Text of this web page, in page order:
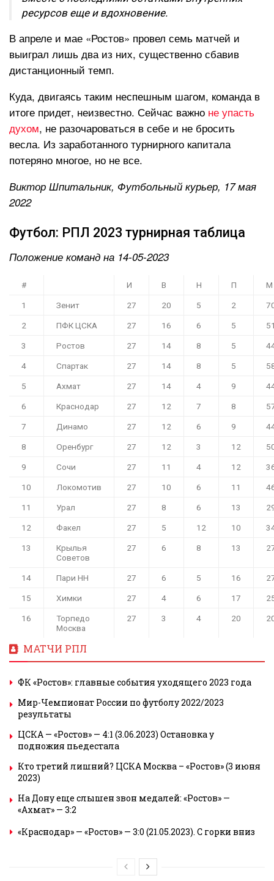
ресурсов еще и вдохновение.
В апреле и мае «Ростов» провел семь матчей и
выиграл лишь два из них, существенно сбавив
дистанционный темп.
Куда, двигаясь таким неспешным шагом, команда в
итоге придет, неизвестно. Сейчас важно не упасть
духом, не разочароваться в себе и не бросить
весла. Из заработанного турнирного капитала
потеряно многое, но не все.
Виктор Шпитальник, Футбольный курьер, 17 мая
2022
Футбол: РПЛ 2023 турнирная таблица
Положение команд на 14-05-2023
# И В Н П М
1 Зенит 27 20 5 2
2 ПФК ЦСКА 27 16 6 5
3 Ростов 27 14 8 5
4 Спартак 27 14 8 5
5 Ахмат 27 14 4 9
6 Краснодар 27 12 7 8
7 Динамо 27 12 6 9
8 Оренбург 27 12 3 12
9 Сочи 27 11 4 12
10 Локомотив 27 10 6 11
11 Урал 27 8 6 13
12 Факел 27 5 12 10
13
Крылья
Советов
27 6 8 13
14 Пари НН 27 6 5 16
15 Химки 27 4 6 17
16
Торпедо
Москва
27 3 4 20
МАТЧИ РПЛ
ФК «Ростов»: главные события уходящего 2023 года
Мир-Чемпионат России по футболу 2022/2023
результаты
ЦСКА — «Ростов» — 4:1 (3.06.2023) Остановка у
подножия пьедестала
Кто третий лишний? ЦСКА Москва – «Ростов» (3 июня
2023)
На Дону еще слышен звон медалей: «Ростов» —
«Ахмат» — 3:2
«Краснодар» — «Ростов» — 3:0 (21.05.2023). С горки вниз